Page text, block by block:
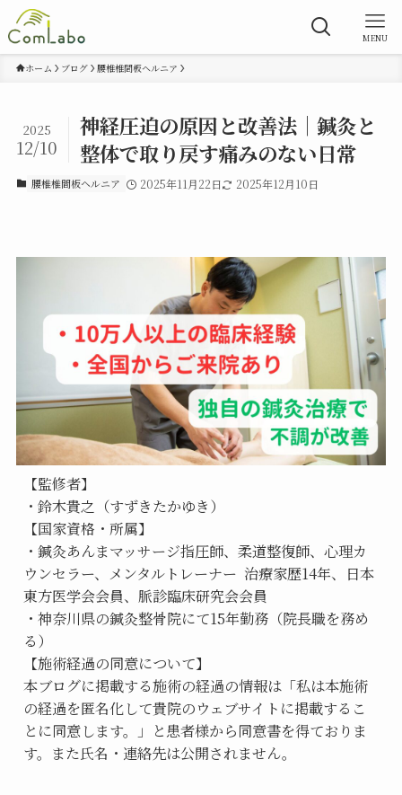
MENU
ホーム ブログ 腰椎椎間板ヘルニア
神経圧迫の原因と改善法｜鍼灸と
整体で取り戻す痛みのない日常
2025
12/10
腰椎椎間板ヘルニア 2025年11月22日 2025年12月10日
【監修者】
・鈴木貴之（すずきたかゆき）
【国家資格・所属】
・鍼灸あんまマッサージ指圧師、柔道整復師、心理カ
ウンセラー、メンタルトレーナー  治療家歴14年、日本
東方医学会会員、脈診臨床研究会会員
・神奈川県の鍼灸整骨院にて15年勤務（院長職を務め
る）
【施術経過の同意について】
本ブログに掲載する施術の経過の情報は「私は本施術
の経過を匿名化して貴院のウェブサイトに掲載するこ
とに同意します。」と患者様から同意書を得ておりま
す。また氏名・連絡先は公開されません。